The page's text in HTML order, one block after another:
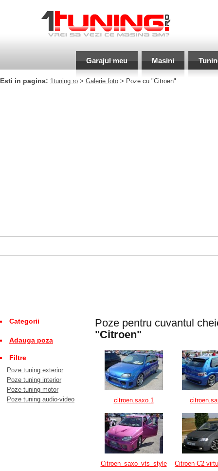
Garajul meu Masini
Esti in pagina: 1tuning.ro > Galerie foto > Poze cu "Citroen"
Categorii
Adauga poza
Filtre
Poze tuning exterior
Poze tuning interior
Poze tuning motor
Poze tuning audio-video
Poze pentru cuvantul
"Citroen"
citroen.saxo.1
Citroen_saxo_vts_style Citroen C2